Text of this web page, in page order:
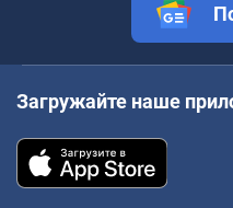
Загружайте наше